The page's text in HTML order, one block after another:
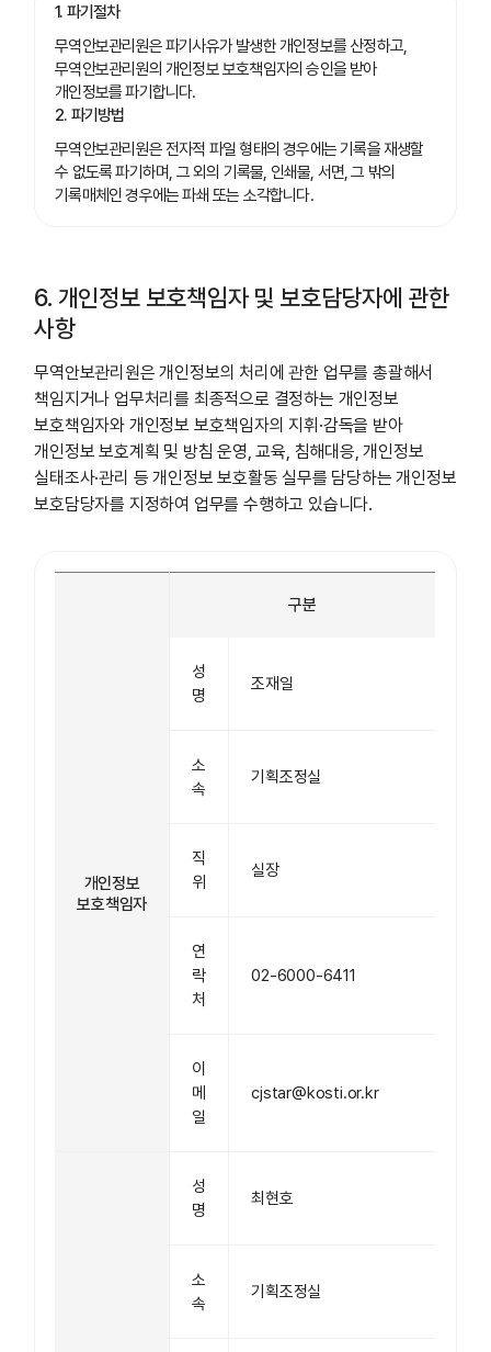
1. 파기절차
무역안보관리원은 파기사유가 발생한 개인정보를 산정하고,
무역안보관리원의 개인정보 보호책임자의 승인을 받아
개인정보를 파기합니다.
2. 파기방법
무역안보관리원은 전자적 파일 형태의 경우에는 기록을 재생할
수 없도록 파기하며, 그 외의 기록물, 인쇄물, 서면, 그 밖의
기록매체인 경우에는 파쇄 또는 소각합니다.
6. 개인정보 보호책임자 및 보호담당자에 관한
사항
무역안보관리원은 개인정보의 처리에 관한 업무를 총괄해서
책임지거나 업무처리를 최종적으로 결정하는 개인정보
보호책임자와 개인정보 보호책임자의 지휘·감독을 받아
개인정보 보호계획 및 방침 운영, 교육, 침해대응, 개인정보
실태조사·관리 등 개인정보 보호활동 실무를 담당하는 개인정보
보호담당자를 지정하여 업무를 수행하고 있습니다.
구분
개인정보
보호책임자
성
명
조재일
소
속
기획조정실
직
위
실장
연
락
처
02-6000-6411
이
메
일
cjstar@kosti.or.kr
성
명
최현호
소
속
기획조정실